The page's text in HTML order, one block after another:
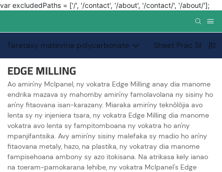
var excludedPaths = ['/', '/contact', '/about', '/contact/', '/about/'];
Taratasy matevina polycarbonate Sheet Prac Sheet
EDGE MILLING
Ao amin'ny Mclpanel, ny vokatra Edge Milling anay dia manome
endrika mazava sy mahomby amin'ny famolavolana ny sisiny ho
an'ny fitaovana isan-karazany. Miaraka amin'ny teknôlôjia avo
lenta sy ny injeniera tsara, ny vokatra Edge Milling dia manome
vokatra avo lenta sy fampitomboana ny vokatra ho an'ny
mpanjifantsika. Avy amin'ny sisiny malefaka sy madio ho an'ny
fitaovana metaly, hazo, na plastika, ny vokatray dia manome
fampisehoana ambony sy azo itokisana. Na atrikasa kely ianao
na toeram-pamokarana lehibe, ny vokatra Mclpanel's Edge